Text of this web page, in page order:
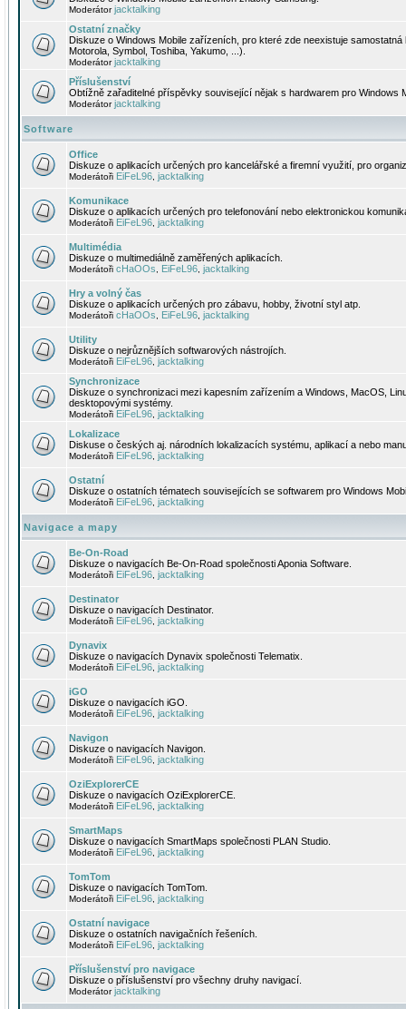
Moderátorjacktalking
Ostatní značky
Diskuze o Windows Mobile zařízeních, pro které zde neexistuje
Motorola, Symbol, Toshiba, Yakumo, ...).
Moderátorjacktalking
Příslušenství
Obtížně zařaditelné příspěvky související nějak s hardwarem pro Windows
Moderátorjacktalking
Software
Office
Diskuze o aplikacích určených pro kancelářské a firemní využití, pro
Moderátoři EiFeL96 jacktalking
Komunikace
Diskuze o aplikacích určených pro telefonování nebo elektronickou
Moderátoři EiFeL96 jacktalking
Multimédia
Diskuze o multimediálně zaměřených aplikacích.
Moderátoři cHaOOs EiFeL96 jacktalking
Hry a volný čas
Diskuze o aplikacích určených pro zábavu, hobby, životní styl atp.
Moderátoři cHaOOs EiFeL96 jacktalking
Utility
Diskuze o nejrůznějších softwarových nástrojích.
Moderátoři EiFeL96 jacktalking
Synchronizace
Diskuze o synchronizaci mezi kapesním zařízením a Windows, MacOS,
desktopovými systémy.
Moderátoři EiFeL96 jacktalking
Lokalizace
Diskuse o českých aj. národních lokalizacích systému, aplikací a nebo
Moderátoři EiFeL96 jacktalking
Ostatní
Diskuze o ostatních tématech souvisejících se softwarem pro Windows
Moderátoři EiFeL96 jacktalking
Navigace a mapy
Be-On-Road
Diskuze o navigacích Be-On-Road společnosti Aponia Software.
Moderátoři EiFeL96 jacktalking
Destinator
Diskuze o navigacích Destinator.
Moderátoři EiFeL96 jacktalking
Dynavix
Diskuze o navigacích Dynavix společnosti Telematix.
Moderátoři EiFeL96 jacktalking
iGO
Diskuze o navigacích iGO.
Moderátoři EiFeL96 jacktalking
Navigon
Diskuze o navigacích Navigon.
Moderátoři EiFeL96 jacktalking
OziExplorerCE
Diskuze o navigacích OziExplorerCE.
Moderátoři EiFeL96 jacktalking
SmartMaps
Diskuze o navigacích SmartMaps společnosti PLAN Studio.
Moderátoři EiFeL96 jacktalking
TomTom
Diskuze o navigacích TomTom.
Moderátoři EiFeL96 jacktalking
Ostatní navigace
Diskuze o ostatních navigačních řešeních.
Moderátoři EiFeL96 jacktalking
Příslušenství pro navigace
Diskuze o příslušenství pro všechny druhy navigací.
Moderátorjacktalking